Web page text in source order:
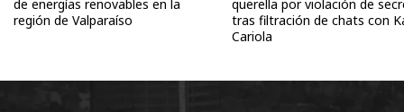
de energías renovables en la
región de Valparaíso
querella por violación de
tras filtración de chats con
Cariola